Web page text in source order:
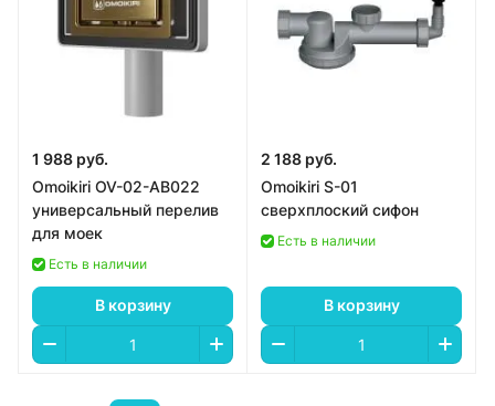
1 988 руб.
Omoikiri OV-02-AB022
универсальный перелив
для моек
Есть в наличии
В корзину
2 188 руб.
Omoikiri S-01
сверхплоский сифон
Есть в наличии
В корзину